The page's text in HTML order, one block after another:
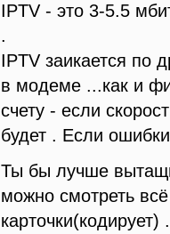
IPTV - это 3-5.5
.
IPTV заикается по
в модеме ...как и
счету - если
будет . Если
Ты бы лучше
можно смотреть
карточки(кодирует) .